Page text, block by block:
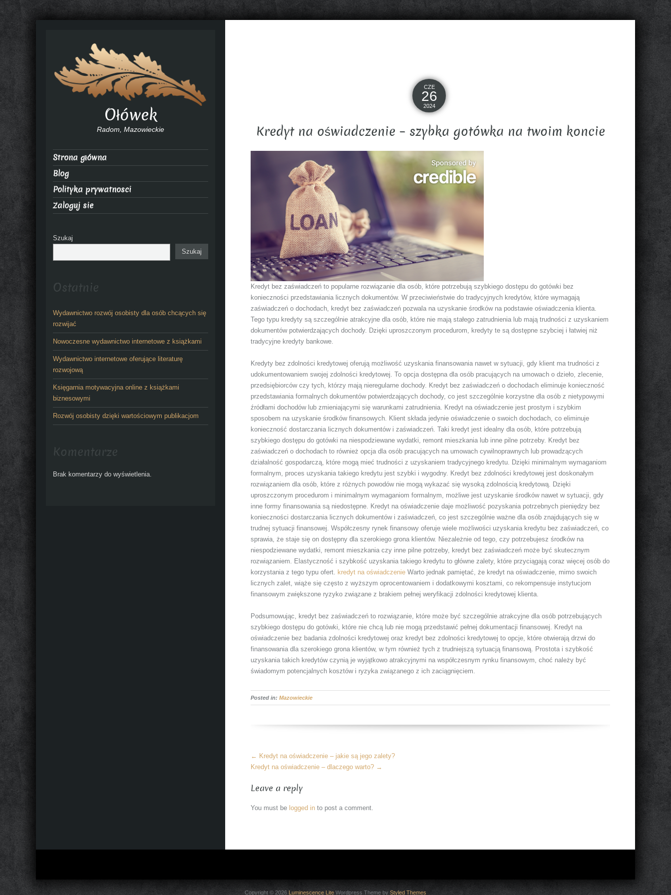
CZE
26
2024
Kredyt na oświadczenie – szybka gotówka na twoim koncie
Kredyt bez zaświadczeń to popularne rozwiązanie dla osób, które potrzebują szybkiego dostępu do gotówki bez
konieczności przedstawiania licznych dokumentów. W przeciwieństwie do tradycyjnych kredytów, które wymagają
zaświadczeń o dochodach, kredyt bez zaświadczeń pozwala na uzyskanie środków na podstawie oświadczenia klienta.
Tego typu kredyty są szczególnie atrakcyjne dla osób, które nie mają stałego zatrudnienia lub mają trudności z uzyskaniem
dokumentów potwierdzających dochody. Dzięki uproszczonym procedurom, kredyty te są dostępne szybciej i łatwiej niż
tradycyjne kredyty bankowe.
Kredyty bez zdolności kredytowej oferują możliwość uzyskania finansowania nawet w sytuacji, gdy klient ma trudności z
udokumentowaniem swojej zdolności kredytowej. To opcja dostępna dla osób pracujących na umowach o dzieło, zlecenie,
przedsiębiorców czy tych, którzy mają nieregularne dochody. Kredyt bez zaświadczeń o dochodach eliminuje konieczność
przedstawiania formalnych dokumentów potwierdzających dochody, co jest szczególnie korzystne dla osób z nietypowymi
źródłami dochodów lub zmieniającymi się warunkami zatrudnienia. Kredyt na oświadczenie jest prostym i szybkim
sposobem na uzyskanie środków finansowych. Klient składa jedynie oświadczenie o swoich dochodach, co eliminuje
konieczność dostarczania licznych dokumentów i zaświadczeń. Taki kredyt jest idealny dla osób, które potrzebują
szybkiego dostępu do gotówki na niespodziewane wydatki, remont mieszkania lub inne pilne potrzeby. Kredyt bez
zaświadczeń o dochodach to również opcja dla osób pracujących na umowach cywilnoprawnych lub prowadzących
działalność gospodarczą, które mogą mieć trudności z uzyskaniem tradycyjnego kredytu. Dzięki minimalnym wymaganiom
formalnym, proces uzyskania takiego kredytu jest szybki i wygodny. Kredyt bez zdolności kredytowej jest doskonałym
rozwiązaniem dla osób, które z różnych powodów nie mogą wykazać się wysoką zdolnością kredytową. Dzięki
uproszczonym procedurom i minimalnym wymaganiom formalnym, możliwe jest uzyskanie środków nawet w sytuacji, gdy
inne formy finansowania są niedostępne. Kredyt na oświadczenie daje możliwość pozyskania potrzebnych pieniędzy bez
konieczności dostarczania licznych dokumentów i zaświadczeń, co jest szczególnie ważne dla osób znajdujących się w
trudnej sytuacji finansowej. Współczesny rynek finansowy oferuje wiele możliwości uzyskania kredytu bez zaświadczeń, co
sprawia, że staje się on dostępny dla szerokiego grona klientów. Niezależnie od tego, czy potrzebujesz środków na
niespodziewane wydatki, remont mieszkania czy inne pilne potrzeby, kredyt bez zaświadczeń może być skutecznym
rozwiązaniem. Elastyczność i szybkość uzyskania takiego kredytu to główne zalety, które przyciągają coraz więcej osób do
korzystania z tego typu ofert. kredyt na oświadczenie Warto jednak pamiętać, że kredyt na oświadczenie, mimo swoich
licznych zalet, wiąże się często z wyższym oprocentowaniem i dodatkowymi kosztami, co rekompensuje instytucjom
finansowym zwiększone ryzyko związane z brakiem pełnej weryfikacji zdolności kredytowej klienta.
Podsumowując, kredyt bez zaświadczeń to rozwiązanie, które może być szczególnie atrakcyjne dla osób potrzebujących
szybkiego dostępu do gotówki, które nie chcą lub nie mogą przedstawić pełnej dokumentacji finansowej. Kredyt na
oświadczenie bez badania zdolności kredytowej oraz kredyt bez zdolności kredytowej to opcje, które otwierają drzwi do
finansowania dla szerokiego grona klientów, w tym również tych z trudniejszą sytuacją finansową. Prostota i szybkość
uzyskania takich kredytów czynią je wyjątkowo atrakcyjnymi na współczesnym rynku finansowym, choć należy być
świadomym potencjalnych kosztów i ryzyka związanego z ich zaciągnięciem.
Posted in:Mazowieckie
More
Articles
← Kredyt na oświadczenie – jakie są jego zalety?
Kredyt na oświadczenie – dlaczego warto? →
Leave a reply
You must be logged in to post a comment.
Ołówek
Radom, Mazowieckie
Strona główna
Blog
Polityka prywatnosci
Zaloguj sie
Szukaj
Szukaj
Ostatnie
Wydawnictwo rozwój osobisty dla osób chcących się
rozwijać
Nowoczesne wydawnictwo internetowe z książkami
Wydawnictwo internetowe oferujące literaturę
rozwojową
Księgarnia motywacyjna online z książkami
biznesowymi
Rozwój osobisty dzięki wartościowym publikacjom
Komentarze
Brak komentarzy do wyświetlenia.
Copyright © 2026 Luminescence Lite Wordpress Theme by Styled Themes